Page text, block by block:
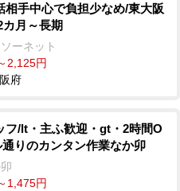
相手中心で負担少なめ/東大阪
月～長期
ーネット
2,125円
府
フ/lt・主ふ歓迎・gt・2時間O
りのカンタン作業なか卯
1,475円